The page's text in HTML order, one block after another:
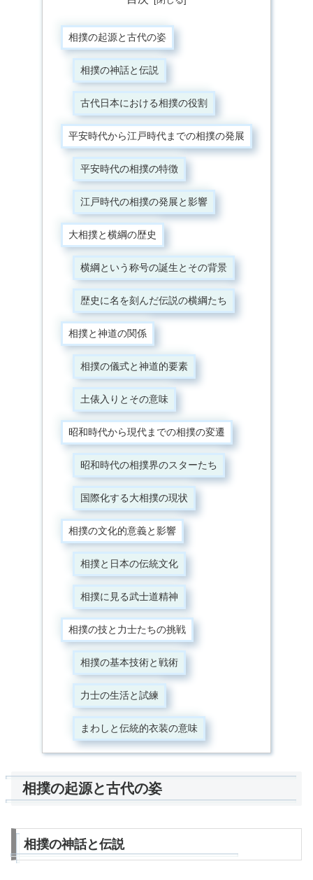
相撲の起源と古代の姿
相撲の神話と伝説
古代日本における相撲の役割
平安時代から江戸時代までの相撲の発展
平安時代の相撲の特徴
江戸時代の相撲の発展と影響
大相撲と横綱の歴史
横綱という称号の誕生とその背景
歴史に名を刻んだ伝説の横綱たち
相撲と神道の関係
相撲の儀式と神道的要素
土俵入りとその意味
昭和時代から現代までの相撲の変遷
昭和時代の相撲界のスターたち
国際化する大相撲の現状
相撲の文化的意義と影響
相撲と日本の伝統文化
相撲に見る武士道精神
相撲の技と力士たちの挑戦
相撲の基本技術と戦術
力士の生活と試練
まわしと伝統的衣装の意味
相撲の起源と古代の姿
相撲の神話と伝説